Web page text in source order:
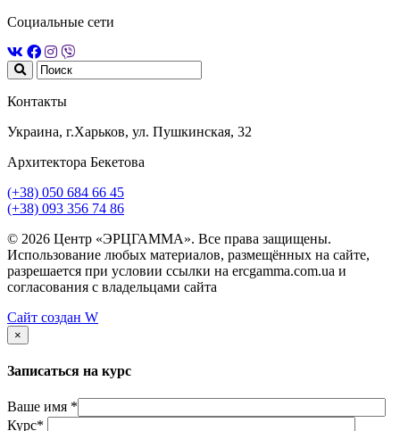
Социальные сети
Контакты
Украина, г.Харьков, ул. Пушкинская, 32
Архитектора Бекетова
(+38) 050 684 66 45
(+38) 093 356 74 86
© 2026 Центр «ЭРЦГАММА». Все права защищены.
Использование любых материалов, размещённых на сайте,
разрешается при условии ссылки на ercgamma.com.ua и
согласования с владельцами сайта
Сайт создан W
×
Записаться на курс
Ваше имя *
Курс*